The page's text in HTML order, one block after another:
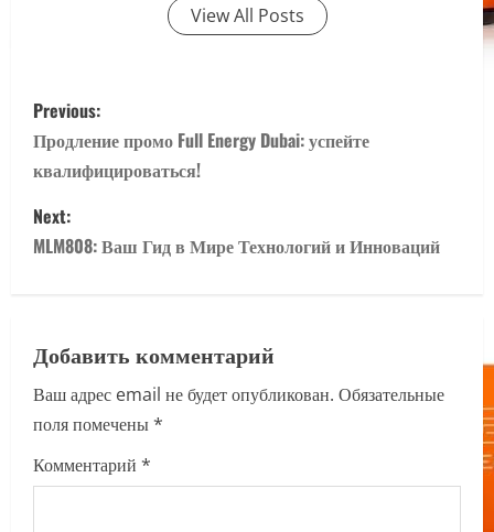
View All Posts
P
o
s
t
v
i
g
Previous:
Продление промо Full Energy Dubai: успейте
квалифицироваться!
Next:
MLM808: Ваш Гид в Мире Технологий и Инноваций
Добавить комментарий
Ваш адрес email не будет опубликован. Обязательные
поля помечены*
Комментарий *